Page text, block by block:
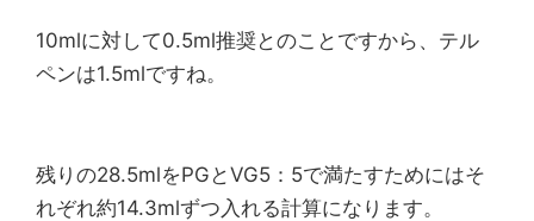
10mlに対して0.5ml推奨とのことですから、テル
ペンは1.5mlですね。
残りの28.5mlをPGとVG5：5で満たすためにはそ
れぞれ約14.3mlずつ入れる計算になります。